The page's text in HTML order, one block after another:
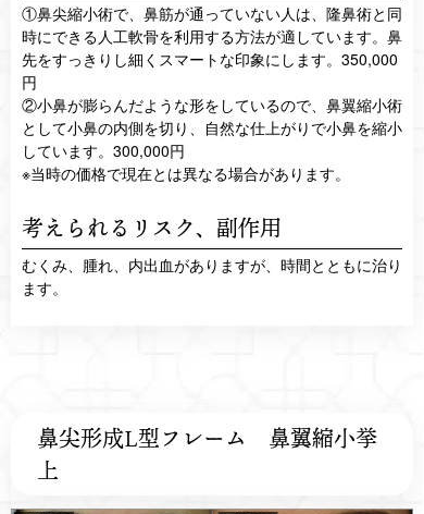
①鼻尖縮小術で、鼻筋が通っていない人は、隆鼻術と同
時にできる人工軟骨を利用する方法が適しています。鼻
先をすっきりし細くスマートな印象にします。350,000
円
②小鼻が膨らんだような形をしているので、鼻翼縮小術
として小鼻の内側を切り、自然な仕上がりで小鼻を縮小
しています。300,000円
※当時の価格で現在とは異なる場合があります。
考えられるリスク、 副作用
むくみ、腫れ、内出血がありますが、時間とともに治り
ます。
鼻尖形成L型フレーム 鼻翼縮小挙
上